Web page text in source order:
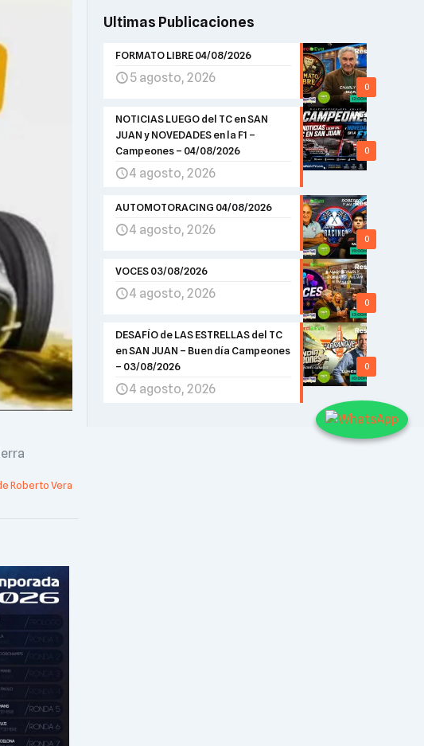
Roberto Vera
Ultimas Publicaciones
0
FORMATO LIBRE 04/08/2026
5 agosto, 2026
0
NOTICIAS LUEGO del TC en SAN
JUAN y NOVEDADES en la F1 –
Campeones – 04/08/2026
4 agosto, 2026
0
AUTOMOTORACING 04/08/2026
4 agosto, 2026
0
VOCES 03/08/2026
4 agosto, 2026
0
DESAFÍO de LAS ESTRELLAS del TC
en SAN JUAN – Buen día Campeones
– 03/08/2026
4 agosto, 2026